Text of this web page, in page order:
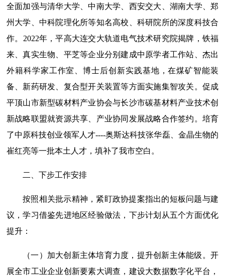
全面加强与清华大学、中南大学、西安交大、湖南大学、郑
州大学、中科院理化所等知名高校、科研院所的深度科技合
作。2022年，平高大连交大轨道电气技术研究院揭牌，铁福
来、真实生物、平芝等企业分别建成中原学者工作站、杰出
外籍科学家工作室、博士后创新实践基地，在煤矿智能装
备、新药研发、复合型开关装置等方面实施集智攻关。促成
平顶山市新型碳材料产业协会与长沙市碳基材料产业技术创
新战略联盟就资源共享、产业协同发展战略合作签约。培育
了中原科技创业领军人才----奥斯达科技张华磊、金晶生物的
崔红亮等一批本土人才，填补了我市空白。
二、下步工作安排
按照相关批示精神，紧盯政协提案指出的短板问题与建
议，学习借鉴先进地区经验做法，下步计划从五个方面优化
提升：
（一）加大创新主体培育力度，提升创新主体能级。开
展全市工业企业创新要素大调查，建设大数据数字化平台，